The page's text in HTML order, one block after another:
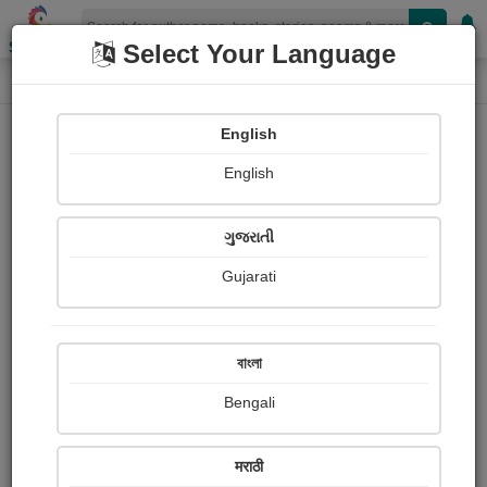
Shopizen
Home Photographs
Jyotindra Mehta
Received
Ratings
Share with your friends :
Select Your Language
English
English
ગુજરાતી
Gujarati
বাংলা
Bengali
मराठी